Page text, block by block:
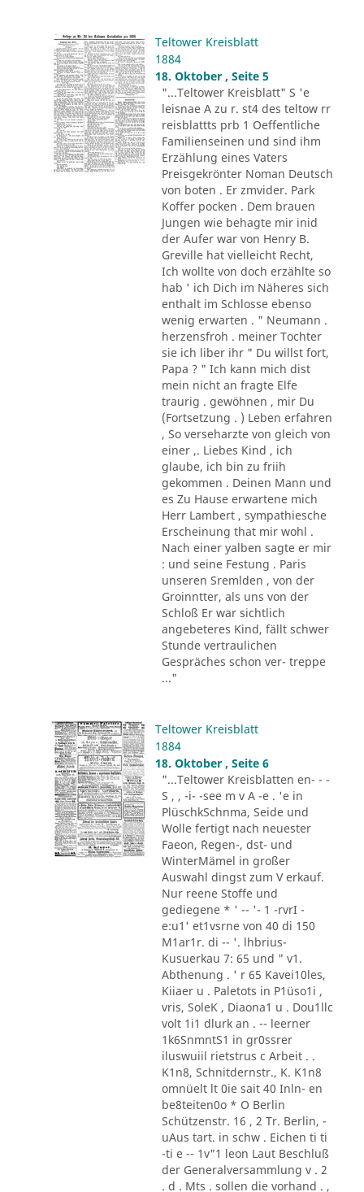
Teltower Kreisblatt
1884
18. Oktober , Seite 5
"...Teltower Kreisblatt" S 'e
leisnae A zu r. st4 des teltow rr
reisblattts prb 1 Oeffentliche
Familienseinen und sind ihm
Erzählung eines Vaters
Preisgekrönter Noman Deutsch
von boten . Er zmvider. Park
Koffer pocken . Dem brauen
Jungen wie behagte mir inid
der Aufer war von Henry B.
Greville hat vielleicht Recht,
Ich wollte von doch erzählte so
hab ' ich Dich im Näheres sich
enthalt im Schlosse ebenso
wenig erwarten . " Neumann .
herzensfroh . meiner Tochter
sie ich liber ihr " Du willst fort,
Papa ? " Ich kann mich dist
mein nicht an fragte Elfe
traurig . gewöhnen , mir Du
(Fortsetzung . ) Leben erfahren
, So verseharzte von gleich von
einer ,. Liebes Kind , ich
glaube, ich bin zu friih
gekommen . Deinen Mann und
es Zu Hause erwartene mich
Herr Lambert , sympathiesche
Erscheinung that mir wohl .
Nach einer yalben sagte er mir
: und seine Festung . Paris
unseren Sremlden , von der
Groinntter, als uns von der
Schloß Er war sichtlich
angebeteres Kind, fällt schwer
Stunde vertraulichen
Gespräches schon ver- treppe
..."
Teltower Kreisblatt
1884
18. Oktober , Seite 6
"...Teltower Kreisblatten en- - -
S , , -i- -see m v A -e . 'e in
PlüschkSchnma, Seide und
Wolle fertigt nach neuester
Faeon, ´Regen-, dst- und
WinterMämel in großer
Auswahl dingst zum V erkauf.
Nur reene Stoffe und
gediegene * ' -- '- 1 -rvrI -
e:u1' et1vsrne von 40 di 150
M1ar1r. di -- '. lhbrius-
Kusuerkau 7: 65 und " v1.
Abthenung . ' r 65 Kavei10les,
Kiiaer u . Paletots in P1üso1i ,
vris, SoleK , Diaona1 u . Dou1llc
volt 1i1 dlurk an . -- leerner
1k6SnmntS1 in gr0ssrer
iluswuiil rietstrus c Arbeit . .
K1n8, Schnitdernstr., K. K1n8
omnüelt lt 0ie sait 40 Inln- en
be8teiten0o * O Berlin
Schützenstr. 16 , 2 Tr. Berlin, -
uAus tart. in schw . Eichen ti ti
-ti e -- 1v"1 leon Laut Beschluß
der Generalversammlung v . 2
. d . Mts . sollen die vorhand . ,